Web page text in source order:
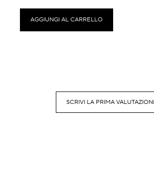
AGGIUNGI AL CARRELLO
SCRIVI LA PRIMA